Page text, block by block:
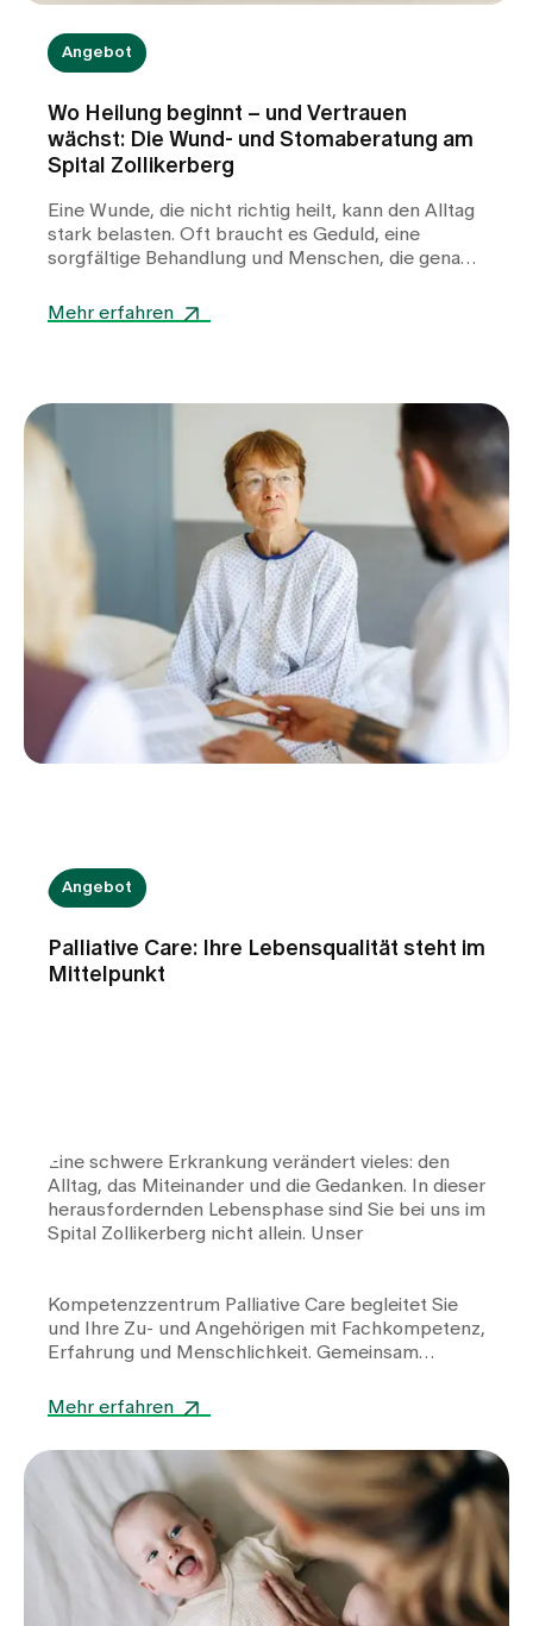
Angebot
Wo Heilung beginnt – und Vertrauen
wächst: Die Wund- und Stomaberatung am
Spital Zollikerberg
Eine Wunde, die nicht richtig heilt, kann den Alltag
stark belasten. Oft braucht es Geduld, eine
sorgfältige Behandlung und Menschen, die genau
viele Fragen mit sich: Wie gelingt die Versorgung im
Stomaberatung des Spitals Zollikerberg begleiten
wir Patientinnen und Patienten mit fachlicher
Kompetenz, moderner Medizin und viel
Einfühlungsvermögen. Unser Ziel ist es, die
Wundheilung bestmöglich zu unterstützen,
Komplikationen vorzubeugen und Betroffene in
ihrer Selbstständigkeit und Lebensqualität zu
Mehr erfahren
Angebot
Palliative Care: Ihre Lebensqualität steht im
Mittelpunkt
Eine schwere Erkrankung verändert vieles: den
Alltag, das Miteinander und die Gedanken. In dieser
herausfordernden Lebensphase sind Sie bei uns im
Spital Zollikerberg nicht allein. Unser
Kompetenzzentrum Palliative Care begleitet Sie
und Ihre Zu- und Angehörigen mit Fachkompetenz,
Erfahrung und Menschlichkeit. Gemeinsam
Lebensqualität zu bewahren.
Mehr erfahren